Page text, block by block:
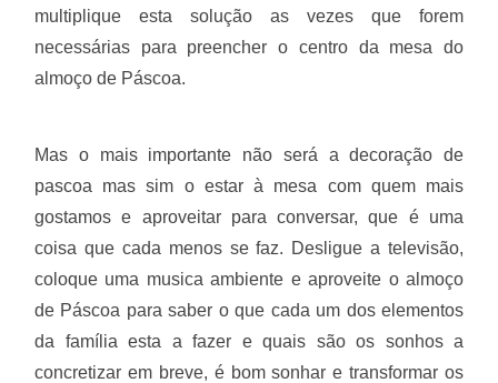
multiplique esta solução as vezes que forem
necessárias para preencher o centro da mesa do
almoço de Páscoa.
Mas o mais importante não será a decoração de
pascoa mas sim o estar à mesa com quem mais
gostamos e aproveitar para conversar, que é uma
coisa que cada menos se faz. Desligue a televisão,
coloque uma musica ambiente e aproveite o almoço
de Páscoa para saber o que cada um dos elementos
da família esta a fazer e quais são os sonhos a
concretizar em breve, é bom sonhar e transformar os